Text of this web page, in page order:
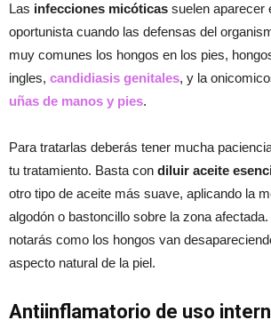
Las infecciones micóticas suelen aparecer
oportunista cuando las defensas del
muy comunes los hongos en los pies,
ingles, candidiasis genitales, y la
uñas de manos y pies.
Para tratarlas deberás tener mucha
tu tratamiento. Basta con diluir aceite
otro tipo de aceite más suave, aplicando la
algodón o bastoncillo sobre la zona
notarás como los hongos van
aspecto natural de la piel.
Antiinflamatorio de uso